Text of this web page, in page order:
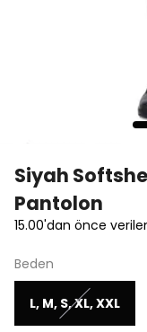
Siyah
Pantolon
15.00'dan önce
Beden
L, M, S, XL, XXL